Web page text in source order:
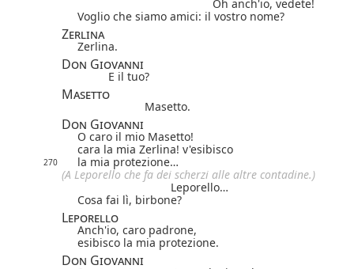
Oh anch'io, vedete!
Voglio che siamo amici: il vostro nome?
Zerlina
Zerlina.
Don Giovanni
E il tuo?
Masetto
Masetto.
Don Giovanni
O caro il mio Masetto!
cara la mia Zerlina! v'esibisco
270
la mia protezione…
(A Leporello che fa dei scherzi alle altre contadine.)
Leporello…
Cosa fai lì, birbone?
Leporello
Anch'io, caro padrone,
esibisco la mia protezione.
Don Giovanni